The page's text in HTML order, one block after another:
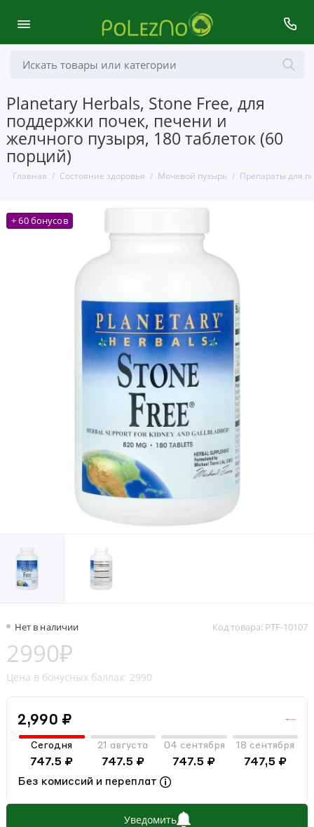
Planetary Herbals, Stone Free, для
поддержки почек, печени и
желчного пузыря, 180 таблеток (60
порций)
Главная Состояние здоровья Мочевой пузырь Препараты для
+ 60 бонусов
Нет в наличии Код товара: PTF-10107
2990₽
Цена в бонусных баллах: 2990
2,990 ₽
Сегодня
747.5 ₽
21 августа
747.5 ₽
04 сентября
747.5 ₽
18 сентября
747,5 ₽
Без комиссий и переплат
Уведомить